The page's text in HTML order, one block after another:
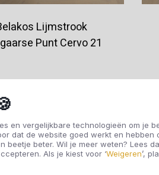
en vergelijkbare technologieën om je
dat de website goed werkt en
beetje beter. Wil je meer weten? Lees
Als je kiest voor ‘Weigeren’,
Lijmstrook
Punt Cervo 21
Offerte aanvragen